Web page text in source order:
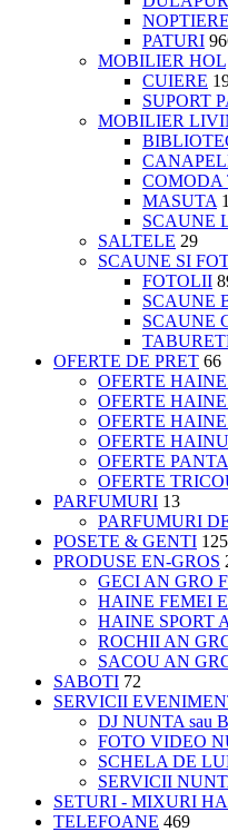
NOPTIERE
PATURI
MOBILIER HOL
CUIERE
SUPORT
MOBILIER
COMODA
MASUTA
SCAUNE
SALTELE 29
SCAUNE SI
FOTOLII
SCAUNE
SCAUNE
OFERTE DE PRET 66
OFERTE
OFERTE
OFERTE
OFERTE
OFERTE
OFERTE
PARFUMURI 13
PARFUMURI
POSETE & GENTI
PRODUSE EN-GROS
GECI AN GRO
HAINE FEMEI
HAINE SPORT
ROCHII AN
SACOU AN
SABOTI 72
SERVICII
DJ NUNTA sau
FOTO VIDEO
SCHELA DE
SERVICII
SETURI - MIXURI
TELEFOANE 469